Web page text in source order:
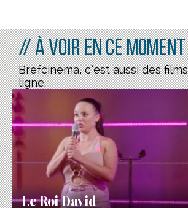
// À voir en ce moment
Brefcinema, c’est aussi des
ligne.
Le Roi David